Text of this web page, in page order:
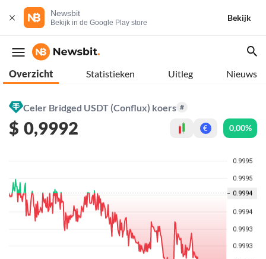
Newsbit
Bekijk in de Google Play store
Bekijk
Overzicht Statistieken Uitleg Nieuws
Celer Bridged USDT (Conflux) koers #
$ 0,9992 € 0,00%